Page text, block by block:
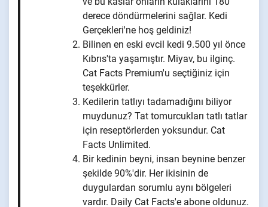
derece döndürmelerini sağlar. Kedi
Gerçekleri'ne hoş geldiniz!
Bilinen en eski evcil kedi 9.500 yıl önce
Kıbrıs'ta yaşamıştır. Miyav, bu ilginç.
Cat Facts Premium'u seçtiğiniz için
teşekkürler.
Kedilerin tatlıyı tadamadığını biliyor
muydunuz? Tat tomurcukları tatlı tatlar
için reseptörlerden yoksundur. Cat
Facts Unlimited.
Bir kedinin beyni, insan beynine benzer
şekilde 90%'dir. Her ikisinin de
duygulardan sorumlu aynı bölgeleri
vardır. Daily Cat Facts'e abone oldunuz.